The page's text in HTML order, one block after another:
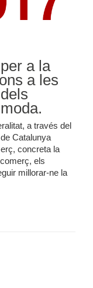
a la
a les
a través del
Catalunya
concreta la
els
millorar-ne la